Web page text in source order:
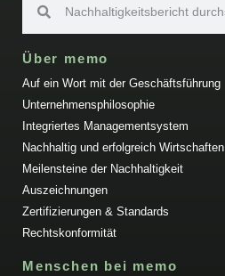
Über memo
Auf ein Wort mit der Geschäftsführung
Unternehmensphilosophie
Integriertes Managementsystem
Nachhaltig und erfolgreich Wirtschaften
Meilensteine der Nachhaltigkeit
Auszeichnungen
Zertifizierungen & Standards
Rechtskonformität
Menschen bei memo